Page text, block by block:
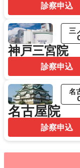
診察申込
神戸三宮院
三
診察申込
名古屋院
名
診察申込